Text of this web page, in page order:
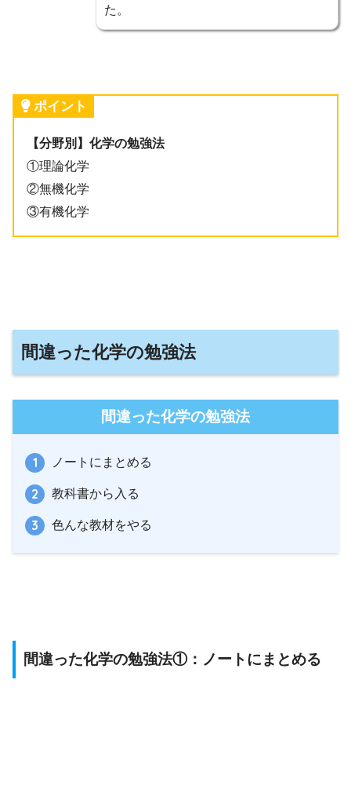
た。
ポイント
【分野別】化学の勉強法
①理論化学
②無機化学
③有機化学
間違った化学の勉強法
間違った化学の勉強法
ノートにまとめる
教科書から入る
色んな教材をやる
間違った化学の勉強法①：ノートにまとめる